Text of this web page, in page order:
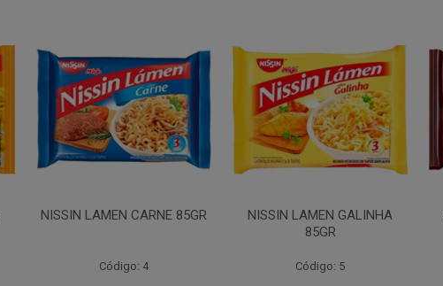
NISSIN LAMEN CARNE 85GR
Código: 4
NISSIN LAMEN GALINHA
85GR
Código: 5